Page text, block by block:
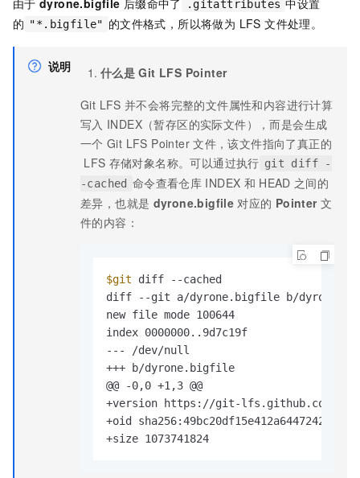
由于 dyrone.bigfile 后缀命中了 .gitattributes 中设置
的 "*.bigfile" 的文件格式，所以将做为 LFS 文件处理。
说明 什么是 Git LFS Pointer
Git LFS 并不会将完整的文件属性和内容进行计算
写入 INDEX（暂存区的实际文件），而是会生成
一个 Git LFS Pointer 文件，该文件指向了真正的
LFS 存储对象名称。可以通过执行 git diff -
-cached 命令查看仓库 INDEX 和 HEAD 之间的
差异，也就是 dyrone.bigfile 对应的 Pointer 文
件的内容：
$git diff --cached
diff --git a/dyrone.bigfile b/
new file mode 100644
index 0000000..9d7c19f
--- /dev/null
+++ b/dyrone.bigfile
@@ -0,0 +1,3 @@
+version https://git-lfs.github.com/
+oid
+size 1073741824